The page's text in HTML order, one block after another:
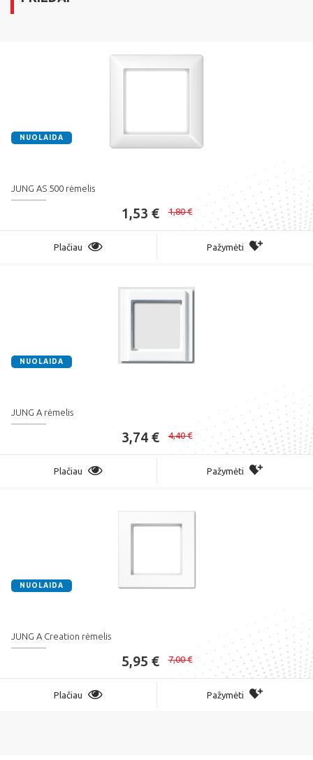
NUOLAIDA
JUNG AS 500 rėmelis
1,53 € 1,80 €
Plačiau Pažymėti
NUOLAIDA
JUNG A rėmelis
3,74 € 4,40 €
Plačiau Pažymėti
NUOLAIDA
JUNG A Creation rėmelis
5,95 € 7,00 €
Plačiau Pažymėti